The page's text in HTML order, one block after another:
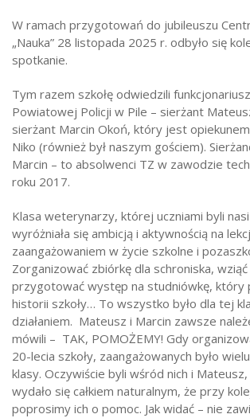
Oferty pracy dla pracowników
Zadania realizowane z budżetu państwa
W ramach przygotowań do jubileuszu
„Nauka” 28 listopada 2025 r. odbyło się
spotkanie.
Tym razem szkołę odwiedzili
Powiatowej Policji w Pile – sierżant
sierżant Marcin Okoń, który jest
Niko (również był naszym gościem).
Marcin – to absolwenci TZ w zawodzie
roku 2017.
Klasa weterynarzy, której uczniami byli
wyróżniała się ambicją i aktywnością na
zaangażowaniem w życie szkolne i
Zorganizować zbiórkę dla schroniska, wziąć
przygotować występ na studniówkę, który
historii szkoły… To wszystko było dla tej
działaniem. Mateusz i Marcin zawsze
mówili – TAK, POMOŻEMY! Gdy
20-lecia szkoły, zaangażowanych było
klasy. Oczywiście byli wśród nich i
wydało się całkiem naturalnym, że przy
poprosimy ich o pomoc. Jak widać – nie